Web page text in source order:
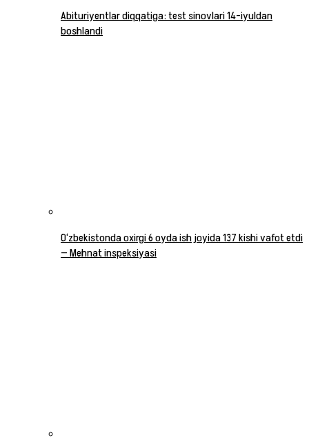
Abituriyentlar diqqatiga: test sinovlari 14-iyuldan
boshlandi
O‘zbekistonda oxirgi 6 oyda ish joyida 137 kishi vafot etdi
— Mehnat inspeksiyasi